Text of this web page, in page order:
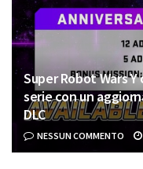
Super Robot Wars
serie con un
DLC
NESSUN COMMENTO